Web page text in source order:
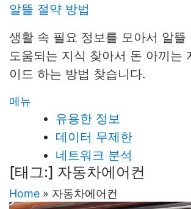
내
으
로
가
알뜰 절약 방법
생활 속 필요 정보를 모아서 알뜰
도움되는 지식 찾아서 돈 아끼는
이드 하는 방법 찾습니다.
메뉴
유용한 정보
데이터 무제한
네트워크 분석
[태그:] 자동차에어컨
Home » 자동차에어컨